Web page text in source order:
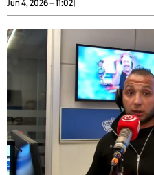
Jun 4, 2026 – 11:02